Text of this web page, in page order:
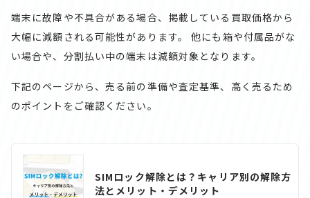
端末に故障や不具合がある場合、掲載している買取価格から
大幅に減額される可能性があります。
他にも箱や付属品がな
い場合や、分割払い中の端末は減額対象となります。
下記のページから、売る前の準備や査定基準、高く売るため
のポイントをご確認ください。
SIMロック解除とは？キャリア別の解除方
法とメリット・デメリット